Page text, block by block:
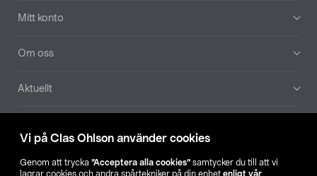
Vi på Clas Ohlson använder cookies
Genom att trycka ”Acceptera alla cookies” samtycker du till att vi
lagrar cookies och andra spårtekniker på din enhet enligt vår
Mitt konto
Om oss
Aktuellt
Hitta butik